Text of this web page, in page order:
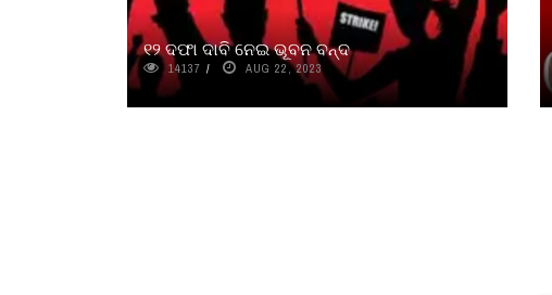
୧୨ ଦଫା ଦାବି ନେଇ ଭୂବନ ବନ୍ଦ
14137 AUG 22, 2023